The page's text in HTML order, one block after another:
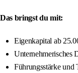
Das bringst du mit:
Eigenkapital ab
Unternehmerisches
Führungsstärke und